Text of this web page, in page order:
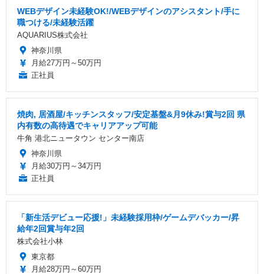
WEBデザイン未経験OK!/WEBデザインのアシスタント/手に
職つける/未経験活躍
AQUARIUS株式会社
神奈川県
月給27万円～50万円
正社員
焼肉, 居酒屋/キッチンスタッフ/安定基盤&月9休み!賞与2回 県
内有数の高待遇でキャリアアップ可能
牛角 港北ニュータウン センター南店
神奈川県
月給30万円～34万円
正社員
「新生活デビュー応援!」未経験採用枠/ゲームデバッカー/昇
給年2回賞与年2回
株式会社小林
東京都
月給28万円～60万円